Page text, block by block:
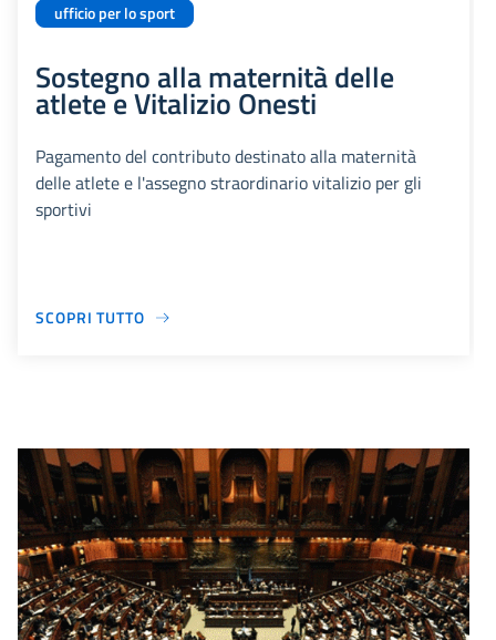
ufficio per lo sport
Sostegno alla maternità delle
atlete e Vitalizio Onesti
Pagamento del contributo destinato alla maternità
delle atlete e l'assegno straordinario vitalizio per gli
sportivi
SCOPRI TUTTO